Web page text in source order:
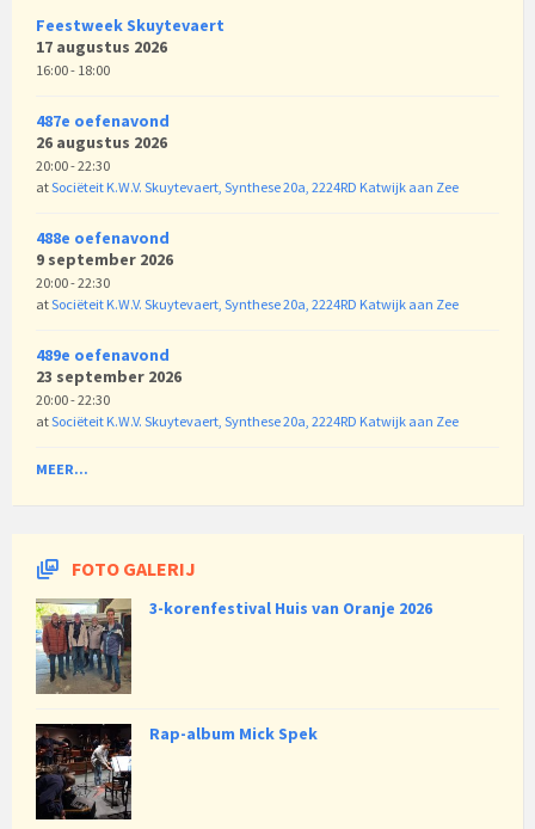
Feestweek Skuytevaert
17 augustus 2026
16:00 - 18:00
487e oefenavond
26 augustus 2026
20:00 - 22:30
atSociëteit K.W.V. Skuytevaert, Synthese 20a, 2224RD Katwijk aan Zee
488e oefenavond
9 september 2026
20:00 - 22:30
atSociëteit K.W.V. Skuytevaert, Synthese 20a, 2224RD Katwijk aan Zee
489e oefenavond
23 september 2026
20:00 - 22:30
atSociëteit K.W.V. Skuytevaert, Synthese 20a, 2224RD Katwijk aan Zee
MEER...
FOTO GALERIJ
3-korenfestival Huis van Oranje 2026
Rap-album Mick Spek